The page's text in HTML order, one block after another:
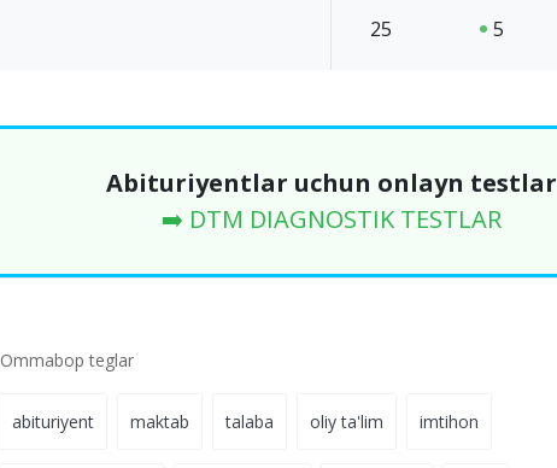
25 5
Abituriyentlar uchun onlayn testlar
➡️ DTM DIAGNOSTIK TESTLAR
Ommabop teglar
abituriyent maktab talaba oliy ta'lim imtihon